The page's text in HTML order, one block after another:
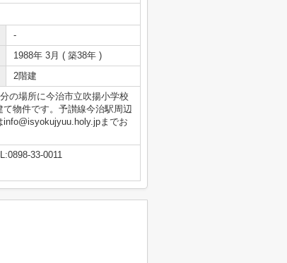
-
1988年 3月 ( 築38年 )
2階建
の場所に今治市立吹揚小学校
物件です。予讃線今治駅周辺
までお
33-0011